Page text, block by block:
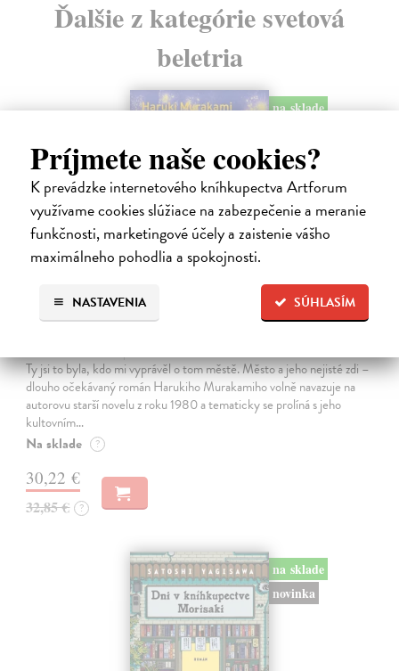
Príjmete naše cookies?
K prevádzke internetového kníhkupectva Artforum
využívame cookies slúžiace na zabezpečenie a meranie
funkčnosti, marketingové účely a zaistenie vášho
maximálneho pohodlia a spokojnosti.
SÚHLASÍM
NASTAVENIA
Ďalšie z kategórie svetová
beletria
na sklade
Město a jeho nejisté zdi
Ty jsi to byla, kdo mi vyprávěl o tom městě. Město a jeho nejisté zdi –
dlouho očekávaný román Harukiho Murakamiho volně navazuje na
autorovu starší novelu z roku 1980 a tematicky se prolíná s jeho
kultovním…
Na sklade ?
30,22 €
32,85 € ?
na sklade
novinka